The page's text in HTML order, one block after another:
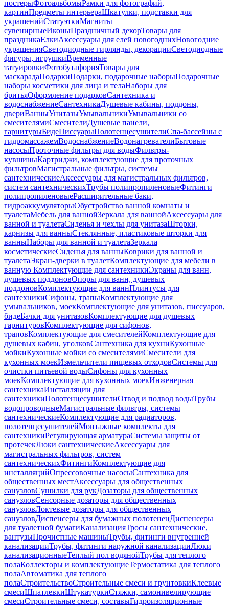
постерыФотоальбомыРамки для фотографий,
картинПредметы интерьераШкатулки, подставки для
украшенийСтатуэткиМагниты
сувенирныеИконыПраздничный декорТовары для
праздникаЕлкиАксессуары для елей новогоднихНовогодние
украшенияСветодиодные гирлянды, декорацииСветодиодные
фигуры, игрушкиВременные
татуировкиФотобутафорияТовары для
маскарадаПодаркиПодарки, подарочные наборыПодарочные
наборы косметики для лица и телаНаборы для
бритьяОформление подарковСантехника и
водоснабжениеСантехникаДушевые кабины, поддоны,
двериВанныУнитазыУмывальникиУмывальники со
смесителямиСмесителиДушевые панели,
гарнитурыБидеПиссуарыПолотенцесушителиСпа-бассейны с
гидромассажемВодоснабжениеВодонагревателиБытовые
насосыПроточные фильтры для водыФильтры-
кувшиныКартриджи, комплектующие для проточных
фильтровМагистральные фильтры, системы
сантехническиеАксессуары для магистральных фильтров,
систем сантехническихТрубы полипропиленовыеФитинги
полипропиленовыеРасширительные баки,
гидроаккумуляторыОбустройство ванной комнаты и
туалетаМебель для ваннойЗеркала для ваннойАксессуары для
ванной и туалетаСиденья и чехлы для унитазаШторки,
карнизы для ванныСтеклянные, пластиковые шторки для
ванныНаборы для ванной и туалетаЗеркала
косметическиеСиденья для ванныКоврики для ванной и
туалетаЭкран-дверки в туалетКомплектующие для мебели в
ванную Комплектующие для сантехникиЭкраны для ванн,
душевых поддоновОпоры для ванн, душевых
поддоновКомплектующие для ваннПлинтусы для
сантехникиСифоны, трапыКомплектующие для
умывальников, моекКомплектующие для унитазов, писсуаров,
бидеБачки для унитазовКомплектующие для душевых
гарнитуровКомплектующие для сифонов,
траповКомплектующие для смесителейКомплектующие для
душевых кабин, уголковСантехника для кухниКухонные
мойкиКухонные мойки со смесителямиСмесители для
кухонных моекИзмельчители пищевых отходовСистемы для
очистки питьевой водыСифоны для кухонных
моекКомплектующие для кухонных моекИнженерная
сантехникаИнсталляции для
сантехникиПолотенцесушителиОтвод и подвод водыТрубы
водопроводныеМагистральные фильтры, системы
сантехническиеКомплектующие для радиаторов,
полотенцесушителейМонтажные комплекты для
сантехникиРегулирующая арматураСистемы защиты от
протечекЛюки сантехническиеАксессуары для
магистральных фильтров, систем
сантехническихФитингиКомплектующие для
инсталляцийОпрессовочные насосыСантехника для
общественных местАксессуары для общественных
санузловСушилки для рукДозаторы для общественных
санузловСенсорные дозаторы для общественных
санузловЛоктевые дозаторы для общественных
санузловДиспенсеры для бумажных полотенецДиспенсеры
для туалетной бумагиКанализацияТросы сантехнические,
вантузыПрочистные машиныТрубы, фитинги внутренней
канализацииТрубы, фитинги наружной канализацииЛюки
канализационныеТеплый пол водянойТрубы для теплого
полаКоллекторы и комплектующиеТермостатика для теплого
полаАвтоматика для теплого
полаСтроительствоСтроительные смеси и грунтовкиКлеевые
смесиШпатлевкиШтукатуркиСтяжки, самонивелирующие
смесиСтроительные смеси, составыГидроизоляционные